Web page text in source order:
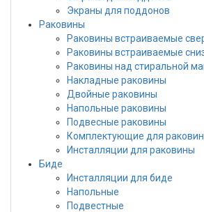
Экраны для поддонов
Раковины
Раковины встраиваемые
Раковины встраиваемые
Раковины над стиральной
Накладные раковины
Двойные раковины
Напольные раковины
Подвесные раковины
Комплектующие для
Инсталляции для раковины
Биде
Инсталляции для биде
Напольные
Подвестные